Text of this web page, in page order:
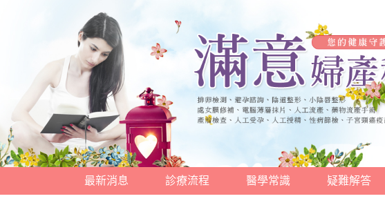
最新消息 診療流程 醫學常識 疑難解答